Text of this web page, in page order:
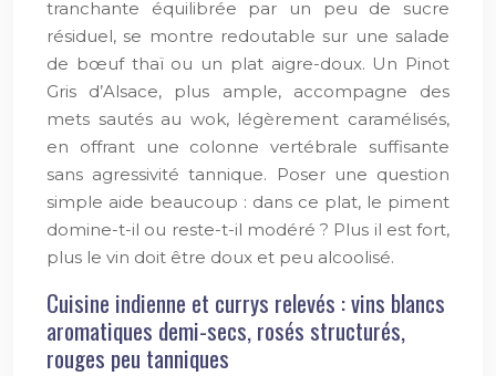
tranchante équilibrée par un peu de sucre
résiduel, se montre redoutable sur une salade
de bœuf thaï ou un plat aigre-doux. Un Pinot
Gris d’Alsace, plus ample, accompagne des
mets sautés au wok, légèrement caramélisés,
en offrant une colonne vertébrale suffisante
sans agressivité tannique. Poser une question
simple aide beaucoup : dans ce plat, le piment
domine-t-il ou reste-t-il modéré ? Plus il est fort,
plus le vin doit être doux et peu alcoolisé.
Cuisine indienne et currys relevés : vins blancs
aromatiques demi-secs, rosés structurés,
rouges peu tanniques